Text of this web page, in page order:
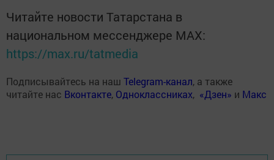
Читайте новости Татарстана в
национальном мессенджере MАХ:
https://max.ru/tatmedia
Подписывайтесь на наш Telegram-канал, а также
читайте нас Вконтакте, Одноклассниках, «Дзен» и Макс